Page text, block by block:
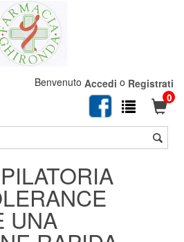
Benvenuto Accedi o Registrati
0
UNA